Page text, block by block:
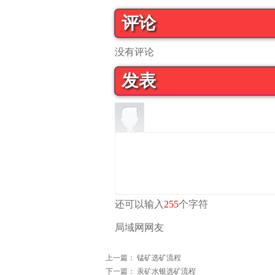
评论
没有评论
发表
还可以输入 255个字符
局域网网友
上一篇： 锰矿选矿流程
下一篇： 汞矿水银选矿流程